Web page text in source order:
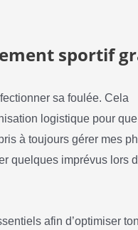
sportif
sa foulée. Cela
logistique pour
à toujours gérer mes
quelques imprévus lors
afin d’optimiser ton